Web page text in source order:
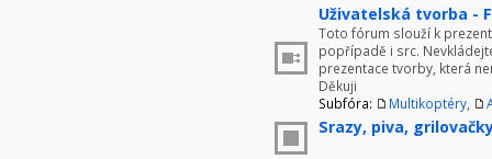
Uživatelská tvorba -
Toto fórum slouží k
popřípadě i src.
prezentace tvorby, která
Děkuji
Subfóra:
Multikoptéry
Srazy, piva,